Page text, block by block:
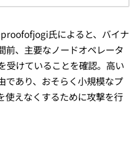
氏によると、バイナ
前、主要なノードオペレータ
受けていることを確認。高い
であり、おそらく小規模なプ
使えなくするために攻撃を行